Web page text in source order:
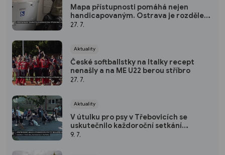
Mapa přístupnosti pomáhá nejen
handicapovaným. Ostrava je rozdělena
podle 3 barev
27. 7.
Aktuality
České softballstky na Italky recept
nenašly a na ME U22 berou stříbro
27. 7.
Aktuality
V útulku pro psy v Třebovicích se
uskutečnilo každoroční setkání
opatrovníků.
9. 7.